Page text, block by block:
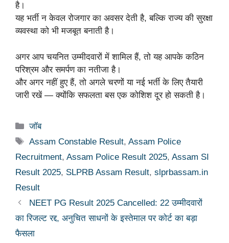
है।
यह भर्ती न केवल रोजगार का अवसर देती है, बल्कि राज्य की सुरक्षा
व्यवस्था को भी मजबूत बनाती है।
अगर आप चयनित उम्मीदवारों में शामिल हैं, तो यह आपके कठिन
परिश्रम और समर्पण का नतीजा है।
और अगर नहीं हुए हैं, तो अगले चरणों या नई भर्ती के लिए तैयारी
जारी रखें — क्योंकि सफलता बस एक कोशिश दूर हो सकती है।
Categories
जॉब
Tags
Assam Constable Result,Assam Police
Recruitment, Assam Police Result 2025, Assam SI
Result 2025, SLPRB Assam Result, slprbassam.in
Result
NEET PG Result 2025 Cancelled: 22 उम्मीदवारों
का रिजल्ट रद्द, अनुचित साधनों के इस्तेमाल पर कोर्ट का बड़ा
फैसला